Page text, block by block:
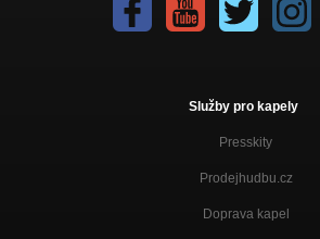
Služby pro kapely
Presskity
Prodejhudbu.cz
Doprava kapel